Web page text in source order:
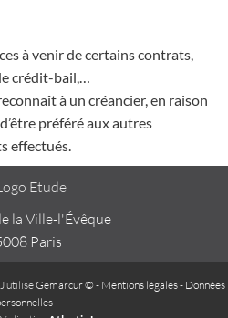
à venir de certains contrats,
crédit-bail,…
à un créancier, en raison
préféré aux autres
effectués.
la Ville-l'Évêque
Paris
utiliseGemarcur © - Mentions légales- Données